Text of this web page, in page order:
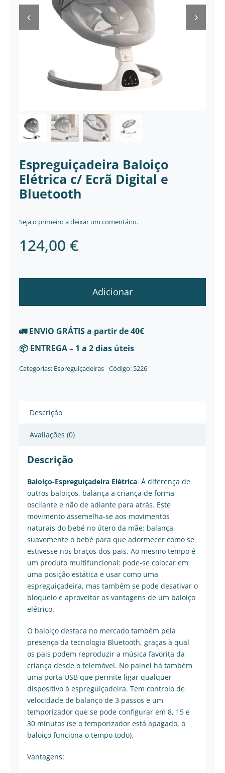
Têxtil
Espreguiçadeira Baloiço
Elétrica c/ Ecrã Digital e
Bluetooth
Seja o primeiro a deixar um comentário.
124,00 €
Adicionar
🚛ENVIO GRÁTISa partir de 40€
📦 ENTREGA– 1 a 2 dias úteis
Categorias: Espreguiçadeiras Código: 5226
Descrição
Avaliações (0)
Descrição
Baloiço-Espreguiçadeira Elétrica. À diferença de
outros baloiços, balança a criança de forma
oscilante e não de adiante para atrás. Este
movimento assemelha-se aos movimentos
naturais do bebé no útero da mãe: balança
suavemente o bebé para que adormecer como se
estivesse nos braços dos pais. Ao mesmo tempo é
um produto multifuncional: pode-se colocar em
uma posição estática e usar como uma
espreguiçadeira, mas também se pode desativar o
bloqueio e aproveitar as vantagens de um baloiço
elétrico.
O baloiço destaca no mercado também pela
presença da tecnologia Bluetooth, graças à qual
os pais podem reproduzir a música favorita da
criança desde o telemóvel. No painel há também
uma porta USB que permite ligar qualquer
dispositivo à espreguiçadeira. Tem controlo de
velocidade de balanço de 3 passos e um
temporizador que se pode configurar em 8, 15 e
30 minutos (se o temporizador está apagado, o
baloiço funciona o tempo todo).
Vantagens: